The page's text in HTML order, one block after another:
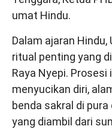
umat Hindu.
Dalam ajaran
ritual penting yang
Raya Nyepi.
menyucikan diri,
benda sakral di
yang diambil dari